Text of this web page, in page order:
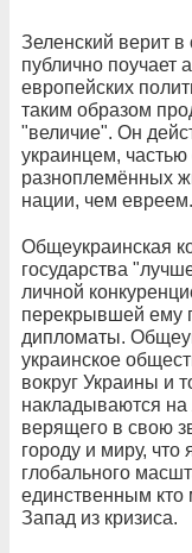
Зеленский верит в
публично поучает
европейских
таким образом
"величие". Он
украинцем,
разноплемённых
нации, чем евреем.
Общеукраинская
государства
личной
перекрывшей ему
дипломаты.
украинское
вокруг Украины и
накладываются
верящего в свою
городу и миру, что
глобального
единственным кто
Запад из кризиса.